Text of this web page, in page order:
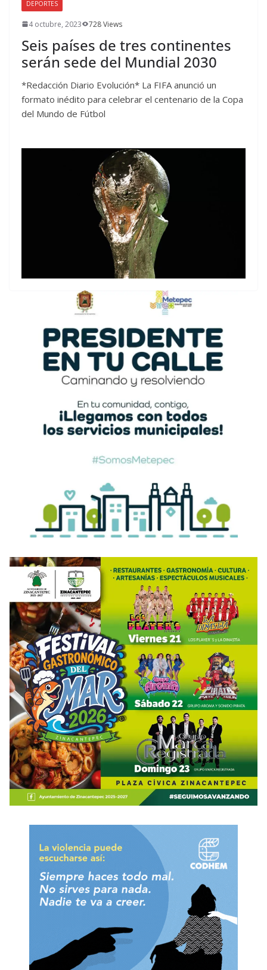
DEPORTES
4 octubre, 2023 728 Views
Seis países de tres continentes
serán sede del Mundial 2030
*Redacción Diario Evolución* La FIFA anunció un
formato inédito para celebrar el centenario de la Copa
del Mundo de Fútbol